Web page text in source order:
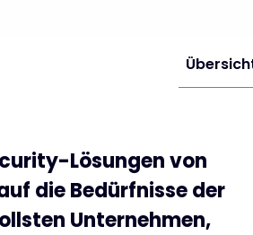
Lösungen von
die Bedürfnisse der
Unternehmen,